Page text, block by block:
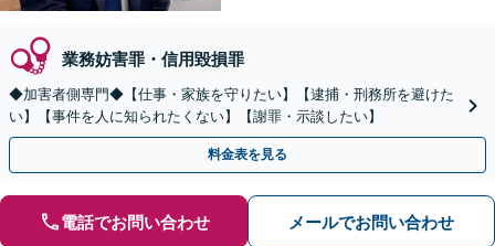
業務妨害罪・信用毀損罪
◆加害者側専門◆【仕事・家族を守りたい】【逮捕・刑務所を避けた
い】【事件を人に知られたくない】【謝罪・示談したい】
料金表を見る
電話でお問い合わせ メールでお問い合わせ